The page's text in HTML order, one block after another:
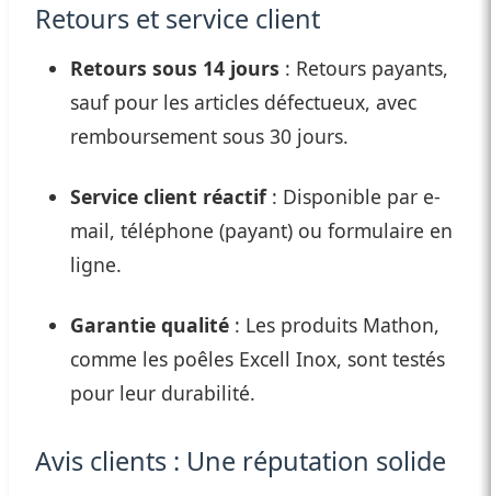
Retours et service client
Retours sous 14 jours : Retours payants,
sauf pour les articles défectueux, avec
remboursement sous 30 jours.
Service client réactif: Disponible par e-
mail, téléphone (payant) ou formulaire en
ligne.
Garantie qualité : Les produits Mathon,
comme les poêles Excell Inox, sont testés
pour leur durabilité.
Avis clients : Une réputation solide